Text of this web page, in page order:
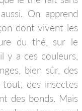
On apprend
dont vivent les
du thé, sur le
y a ces couleurs,
bien sûr, des
des insectes
des bonds. Mais